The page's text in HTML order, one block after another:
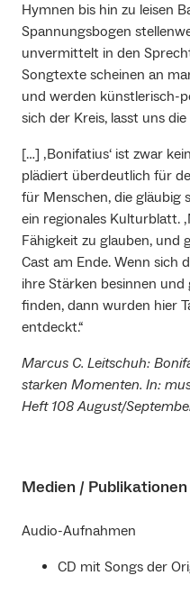
Hymnen bis hin zu leisen
Spannungsbogen
unvermittelt in den
Songtexte scheinen an
und werden künstlerisch-
sich der Kreis, lasst uns die
[…] ‚Bonifatius‘ ist zwar
plädiert überdeutlich für
für Menschen, die gläubig
ein regionales Kulturblatt.
Fähigkeit zu glauben, und
Cast am Ende. Wenn sich
ihre Stärken besinnen
finden, dann wurden hier
entdeckt.“
Marcus C. Leitschuh:
starken Momenten. In:
Heft 108 August/
Medien / Publikationen
Audio-Aufnahmen
CD mit Songs der